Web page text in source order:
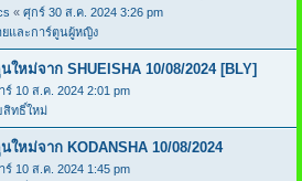
« ศุกร์ 30 ส.ค. 2024 3:26 pm
ยและการ์ตูนผู้หญิง
หม่จาก SHUEISHA 10/08/2024 [BLY]
ร์ 10 ส.ค. 2024 2:01 pm
สิทธิ์ใหม่
หม่จาก KODANSHA 10/08/2024
ร์ 10 ส.ค. 2024 1:45 pm